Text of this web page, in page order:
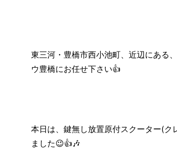
東三河・豊橋市西小池町、近辺にある
ウ豊橋にお任せ下さい👍️
本日は、鍵無し放置原付スクーター(
ました😉👍️🎶